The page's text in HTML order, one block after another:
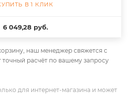
В 1 КЛИК
6 049,28 руб.
наш менеджер свяжется с
точный расчёт по вашему запросу
для интернет-магазина и может